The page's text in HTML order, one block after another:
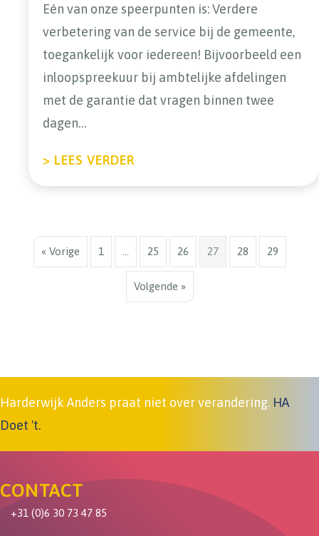
Eén van onze speerpunten is: Verdere
verbetering van de service bij de gemeente,
toegankelijk voor iedereen! Bijvoorbeeld een
inloopspreekuur bij ambtelijke afdelingen
met de garantie dat vragen binnen twee
dagen…
> LEES VERDER
« Vorige 1 25 26 27 28 29
Volgende »
Harderwijk Anders praat niet over verandering. HA
Doet 't.
CONTACT
+31 (0)6 30 73 47 85